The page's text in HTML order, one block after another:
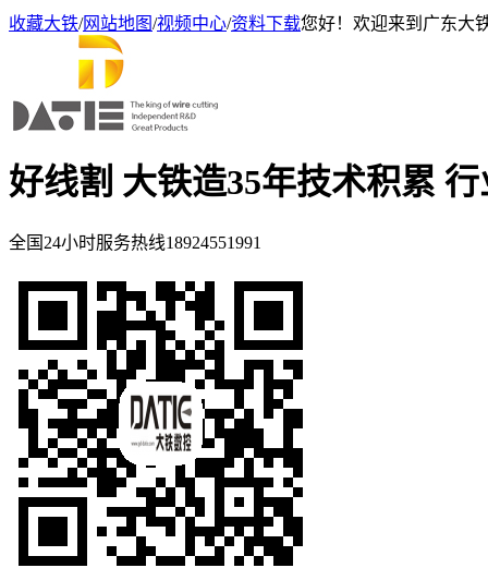
收藏大铁/网站地图/视频中心/资料下载您好！欢迎来到广东大
好线割 大铁造35年技术积累
全国24小时服务热线18924551991